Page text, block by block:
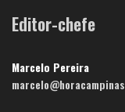
Editor-chefe
Marcelo Pereira